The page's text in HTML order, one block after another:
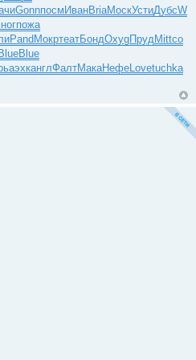
GonnпосмИванBriaМоскУстиДубсW
пожа
PandМокртеатБондOxygПрудMittсо
Blue
аэхканглФалтМакаНефеLovetuchka